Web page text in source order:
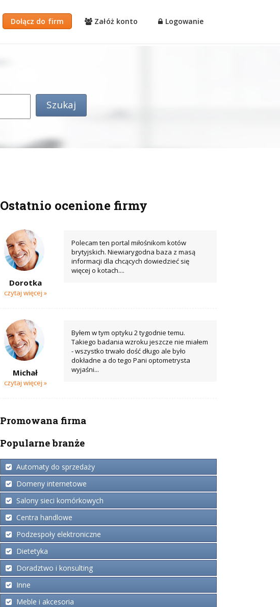
Dołącz do firm Załóż konto Logowanie
Ostatnio ocenione firmy
Dorotka
czytaj więcej »
Polecam ten portal miłośnikom kotów
brytyjskich. Niewiarygodna baza z masą
informacji dla chcących dowiedzieć się
więcej o kotach....
Michał
czytaj więcej »
Byłem w tym optyku 2 tygodnie temu.
Takiego badania wzroku jeszcze nie miałem
- wszystko trwało dość długo ale było
dokładne a do tego Pani optometrysta
wyjaśni...
Promowana firma
Popularne branże
Automaty do sprzedaży
Domeny internetowe
Salony sieci komórkowych
Centra handlowe
Podzespoły elektroniczne
Dietetyka
Doradztwo i konsulting
Inne
Meble i akcesoria